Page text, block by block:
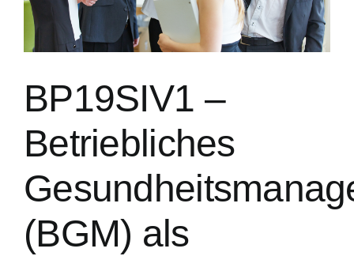
BP19SIV1 –
Betriebliches
(BGM) als